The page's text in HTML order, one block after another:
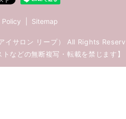
Policy Sitemap
サロン リープ） All Rights
などの無断複写・転載を禁じます】